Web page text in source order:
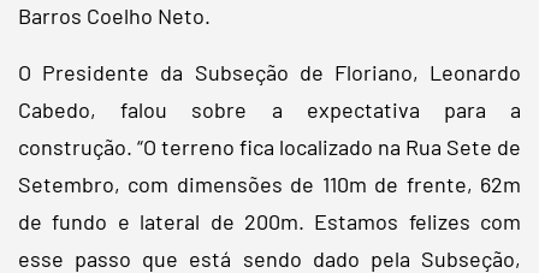
Barros Coelho Neto.
O Presidente da Subseção de Floriano, Leonardo
Cabedo, falou sobre a expectativa para a
construção. “O terreno fica localizado na Rua Sete de
Setembro, com dimensões de 110m de frente, 62m
de fundo e lateral de 200m. Estamos felizes com
esse passo que está sendo dado pela Subseção,